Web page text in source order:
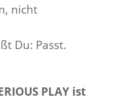
nicht
Du: Passt.
PLAY ist